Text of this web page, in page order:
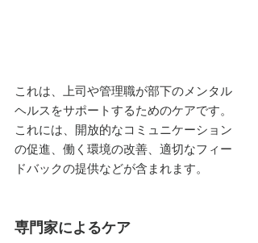
これは、上司や管理職が部下のメンタル
ヘルスをサポートするためのケアです。
これには、開放的なコミュニケーション
の促進、働く環境の改善、適切なフィー
ドバックの提供などが含まれます。
専門家によるケア